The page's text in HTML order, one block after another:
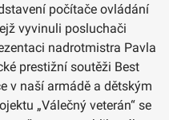
počítače ovládání
vyvinuli posluchači
nadrotmistra Pavla
prestižní soutěži Best
v naší armádě a dětským
„Válečný veterán“ se